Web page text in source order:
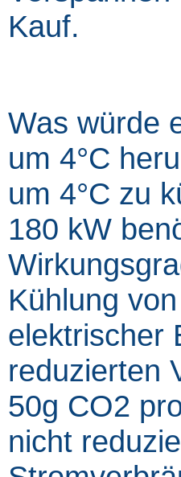
Kauf.
Was würde
um 4°C
um 4°C zu
180 kW
Kühlung
elektrischer
reduzierten
50g CO2
nicht